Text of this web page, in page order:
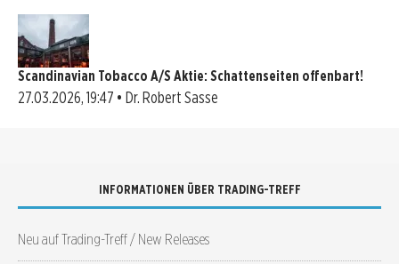
Scandinavian Tobacco A/S Aktie: Schattenseiten offenbart!
27.03.2026, 19:47 • Dr. Robert Sasse
INFORMATIONEN ÜBER TRADING-TREFF
Neu auf Trading-Treff / New Releases